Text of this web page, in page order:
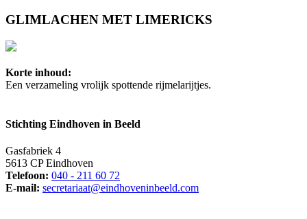
GLIMLACHEN MET LIMERICKS
Korte inhoud:
Een verzameling vrolijk spottende rijmelarijtjes.
Stichting Eindhoven in Beeld
Gasfabriek 4
5613 CP Eindhoven
Telefoon: 040 - 211 60 72
E-mail: secretariaat@eindhoveninbeeld.com